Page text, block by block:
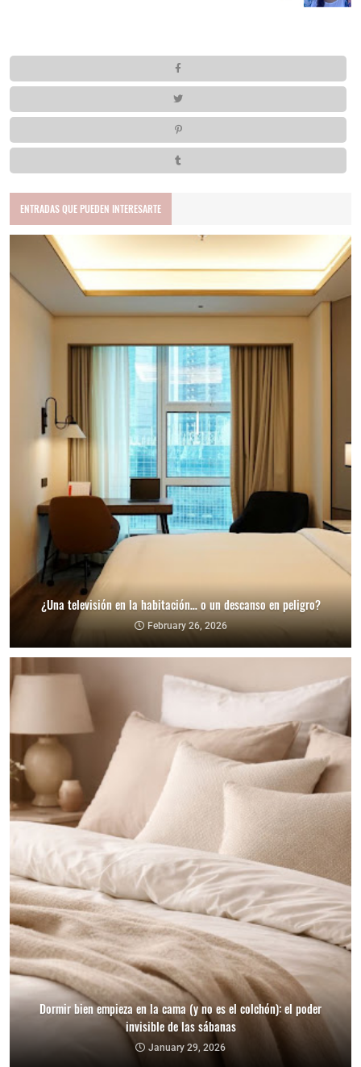
ENTRADAS QUE PUEDEN INTERESARTE
¿Una televisión en la habitación… o un descanso en peligro?
February 26, 2026
Dormir bien empieza en la cama (y no es el colchón): el poder
invisible de las sábanas
January 29, 2026